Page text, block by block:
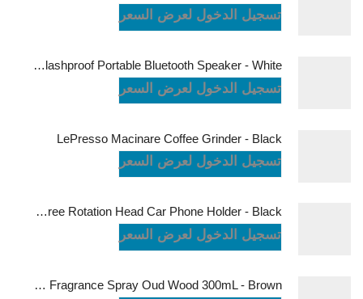
تسجيل الدخول لعرض السعر
JBL Charge6 Splashproof Portable Bluetooth Speaker - White
تسجيل الدخول لعرض السعر
LePresso Macinare Coffee Grinder - Black
تسجيل الدخول لعرض السعر
Powerology Logan Magsafe 360 Degree Rotation Head Car Phone Holder - Black
تسجيل الدخول لعرض السعر
Green Lion Fragrance Spray Oud Wood 300mL - Brown